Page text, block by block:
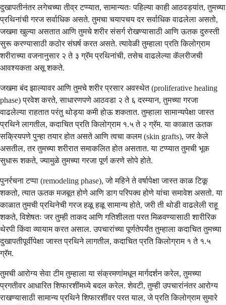
दुखापतीनंतर लगेचच्या तीव्र टप्प्यात, सामान्यतः पहिल्या काही आठवड्यांत, तुमच्या
प्रथिनांची गरज सर्वाधिक असते. तुमचा चयापचय दर सर्वाधिक वाढलेला असतो,
जखमा खुल्या असतात आणि तुमचे शरीर संसर्ग रोखण्यासाठी आणि ऊतक दुरुस्ती
सुरू करण्यासाठी कठोर संघर्ष करत असते. त्यावेळी तुम्हाला प्रति किलोग्राम
शरीराच्या वजनानुसार २ ते ३ ग्रॅम प्रथिनांची, तसेच वाढलेल्या कॅलरीजची
आवश्यकता असू शकते.
जखमा बंद झाल्यावर आणि तुमचे शरीर प्रसार अवस्थेत (proliferative healing
phase) प्रवेश करते, साधारणपणे आठवडा २ ते ६ दरम्यान, तुमच्या गरजा
वाढलेल्या राहतात परंतु थोड्या कमी होऊ शकतात. तुम्हाला सामान्यपेक्षा जास्त
प्रथिने लागतील, कदाचित प्रति किलोग्राम १.५ ते २ ग्रॅम. या काळात ऊतक
सक्रियपणे पुन्हा तयार होत असते आणि त्वचा कलम (skin grafts), जर केले
असतील, तर तुमच्या शरीरात समाकलित होत असतात. या टप्प्यात तुमची भूक
सुधारू शकते, ज्यामुळे तुमच्या गरजा पूर्ण करणे सोपे होते.
पुनर्रचना टप्पा (remodeling phase), जो महिने ते वर्षापेक्षा जास्त काळ टिकू
शकतो, त्यात ऊतक मजबूत होणे आणि डाग परिपक्व होणे यांचा समावेश असतो. या
काळात तुमची प्रथिनेची गरज हळू हळू सामान्य होते, जरी ती थोडी वाढलेली राहू
शकते, विशेषतः जर तुम्ही ताकद आणि गतिशीलता परत मिळवण्यासाठी शारीरिक
थेरपी किंवा व्यायाम करत असाल. उपचारांच्या पूर्णतेपर्यंत तुम्हाला कदाचित तुमच्या
दुखापतीपूर्वीपेक्षा जास्त प्रथिने लागतील, कदाचित प्रति किलोग्राम १ ते १.५
ग्रॅम.
तुमची आरोग्य सेवा टीम तुम्हाला या संक्रमणांमधून मार्गदर्शन करेल, तुमच्या
प्रगतीवर आधारित शिफारशींमध्ये बदल करेल. शेवटी, तुम्ही उपचारांनंतर आरोग्य
राखण्यासाठी सामान्य प्रथिने शिफारशींवर परत याल, जे प्रति किलोग्राम सुमारे